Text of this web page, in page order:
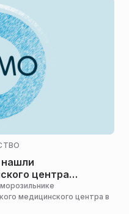
нашли
центра
медицинского центра в